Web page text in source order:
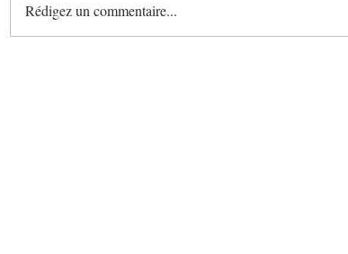
Rédigez un commentaire...